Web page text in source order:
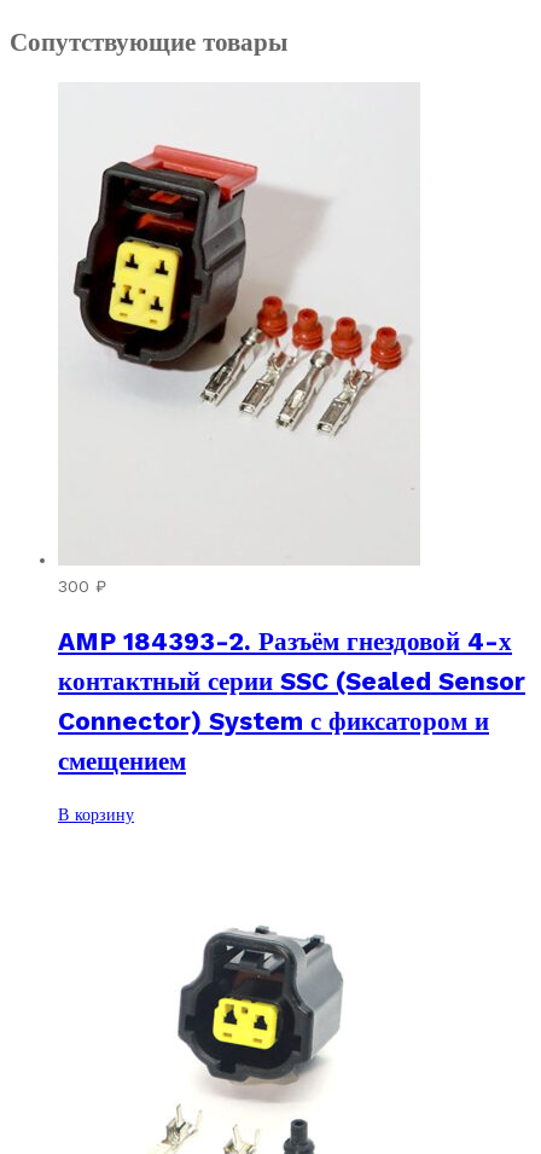
Сопутствующие товары
300 ₽
AMP 184393-2. Разъём гнездовой 4-х
контактный серии SSC (Sealed Sensor
Connector) System с фиксатором и
смещением
В корзину